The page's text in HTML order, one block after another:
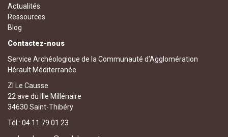
Actualités
Ressources
Blog
Contactez-nous
Service Archéologique de la Communauté d’Agglomération
Hérault Méditerranée
ZI Le Causse
22 ave du IIIe Millénaire
34630 Saint-Thibéry
Tél : 04 11 79 01 23